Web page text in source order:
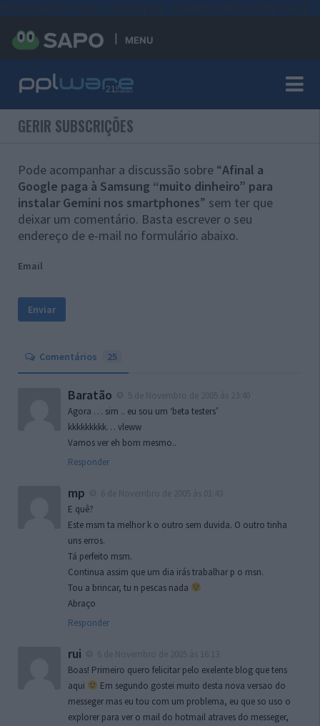
MENU
GERIR SUBSCRIÇÕES
Pode acompanhar a discussão sobre “Afinal a
Google paga à Samsung “muito dinheiro” para
instalar Gemini nos smartphones” sem ter que
deixar um comentário. Basta escrever o seu
endereço de e-mail no formulário abaixo.
Email
Comentários 25
Baratão
Agora … sim .. eu sou um ‘beta testers’
kkkkkkkkk… vleww
Vamos ver eh bom mesmo..
Responder
mp
E quê?
Este msm ta melhor k o outro sem duvida. O outro tinha
uns erros.
Tá perfeito msm.
Continua assim que um dia irás trabalhar p o msn.
Tou a brincar, tu n pescas nada
Abraço
Responder
rui
Boas! Primeiro quero felicitar pelo exelente blog que tens
aqui
Em segundo gostei muito desta nova versao do
messeger mas eu tou com um problema, eu que so uso o
explorer para ver o mail do hotmail atraves do messeger,